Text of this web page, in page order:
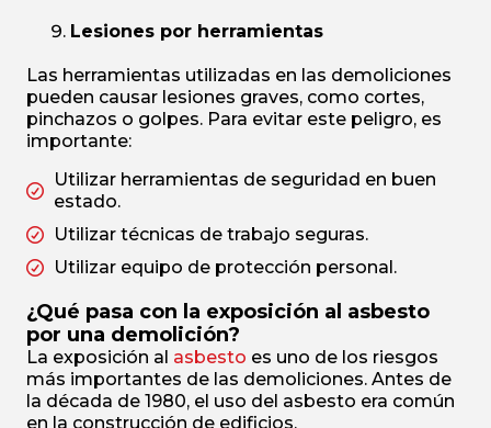
Lesiones por herramientas
Las herramientas utilizadas en las demoliciones
pueden causar lesiones graves, como cortes,
pinchazos o golpes. Para evitar este peligro, es
importante:
Utilizar herramientas de seguridad en buen
estado.
Utilizar técnicas de trabajo seguras.
Utilizar equipo de protección personal.
¿Qué pasa con la exposición al asbesto
por una demolición?
La exposición al asbesto es uno de los riesgos
más importantes de las demoliciones. Antes de
la década de 1980, el uso del asbesto era común
en la construcción de edificios.